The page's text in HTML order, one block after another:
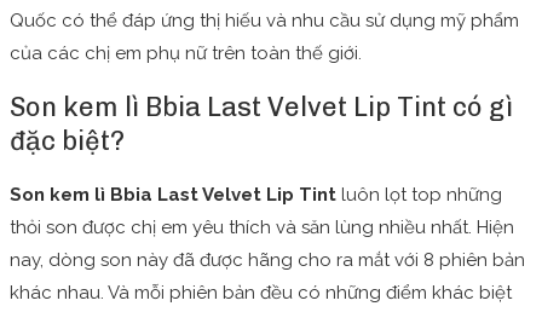
Quốc có thể đáp ứng thị hiếu và nhu cầu sử dụng mỹ phẩm
của các chị em phụ nữ trên toàn thế giới.
Son kem lì Bbia Last Velvet Lip Tint có gì
đặc biệt?
Son kem lì Bbia Last Velvet Lip Tint luôn lọt top những
thỏi son được chị em yêu thích và săn lùng nhiều nhất. Hiện
nay, dòng son này đã được hãng cho ra mắt với 8 phiên bản
khác nhau. Và mỗi phiên bản đều có những điểm khác biệt